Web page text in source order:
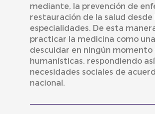
mediante, la prevención de
restauración de la salud desde
especialidades. De esta
practicar la medicina como
descuidar en ningún
humanísticas, respondiendo
necesidades sociales de
nacional.